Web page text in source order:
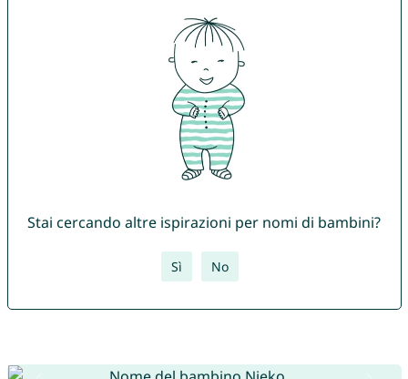
Stai cercando altre ispirazioni per nomi di bambini?
Sì No